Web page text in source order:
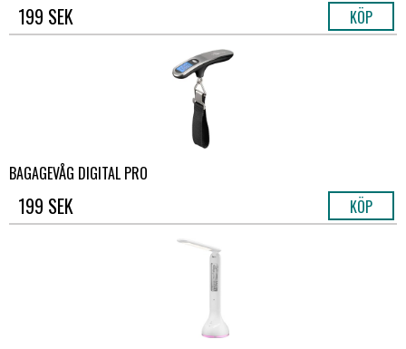
199 SEK KÖP
BAGAGEVÅG DIGITAL PRO
199 SEK KÖP